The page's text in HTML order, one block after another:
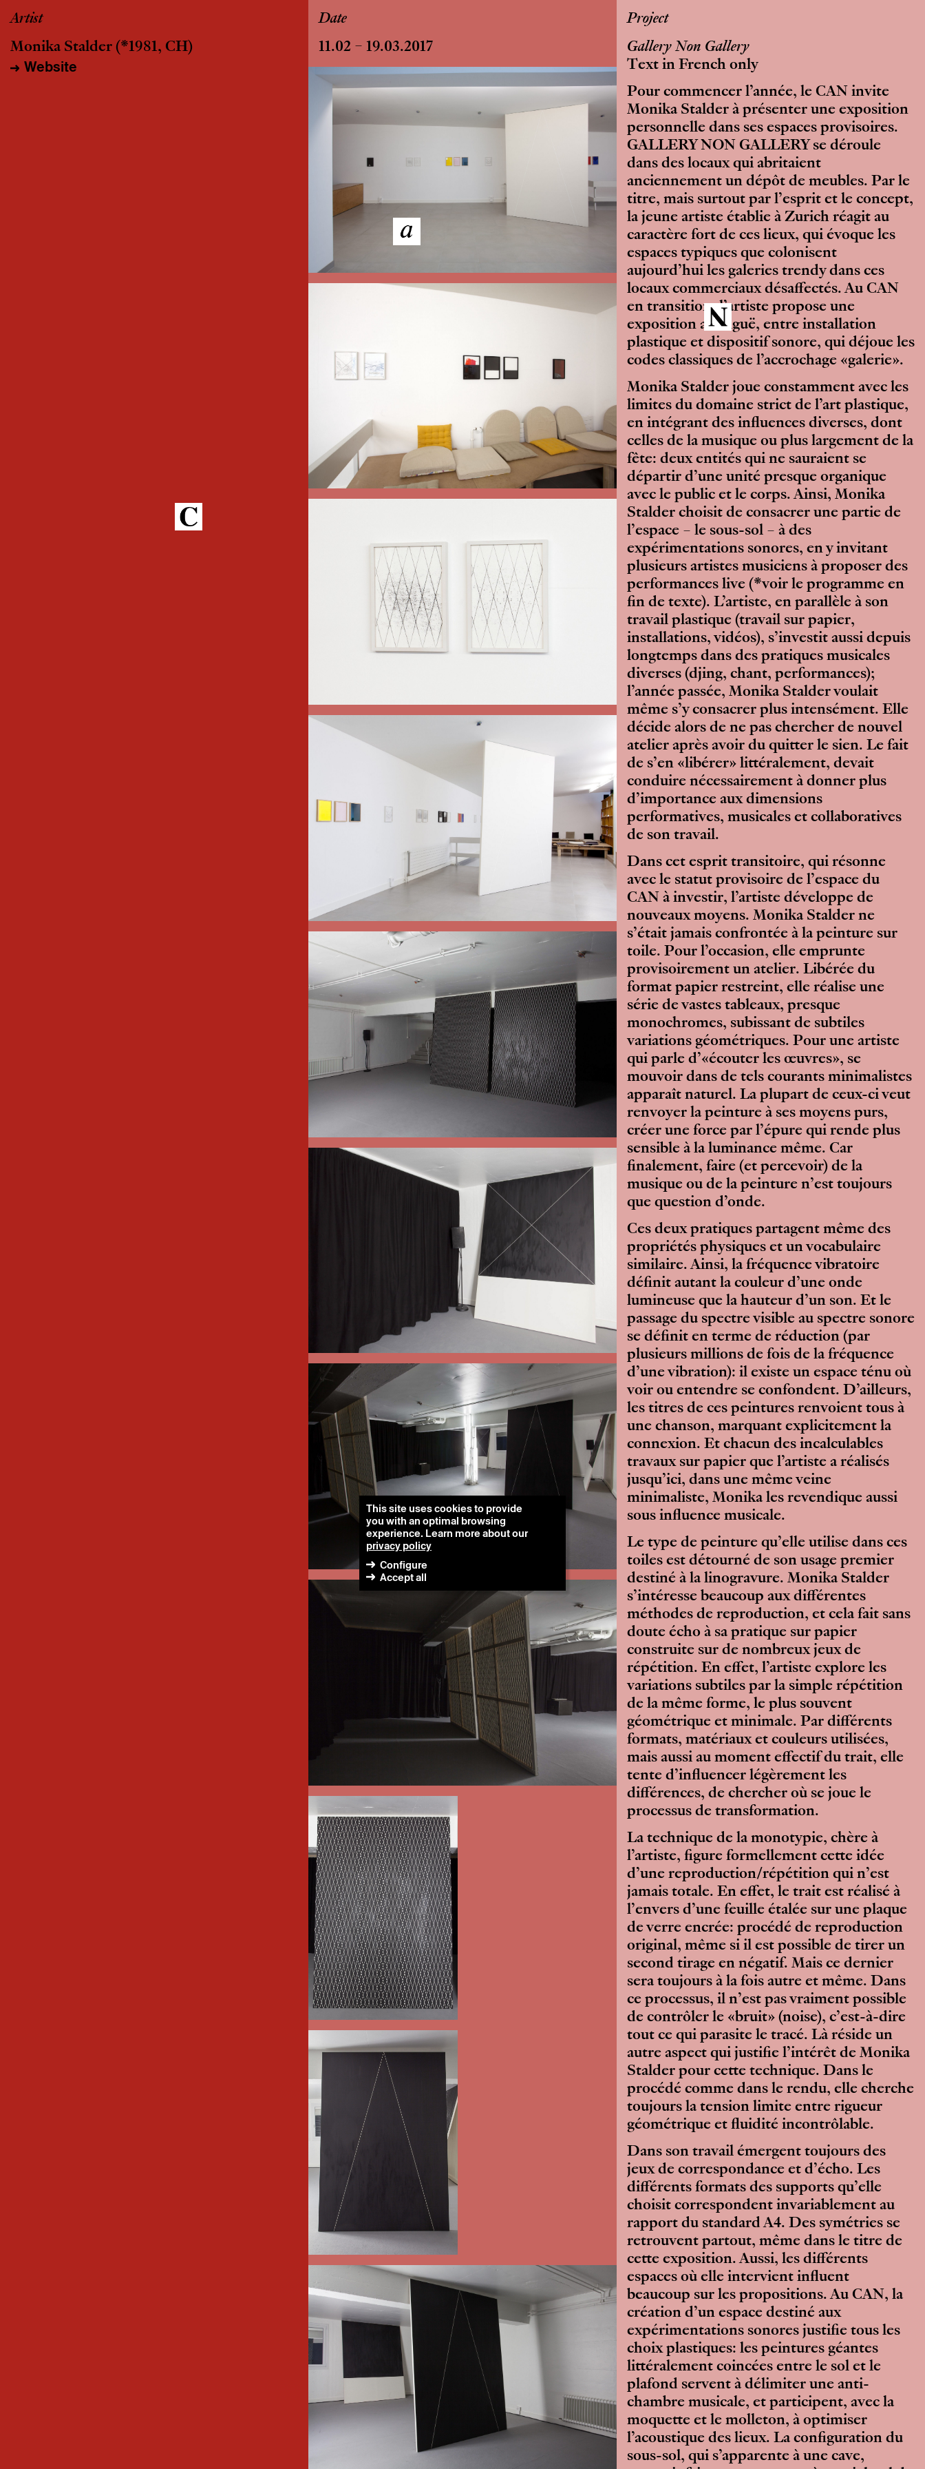
Artist
Monika Stalder (*1981, CH)
Website
Date
11.02 – 19.03.2017
Project
Gallery Non Gallery
Text in French only
Pour commencer l’année, le CAN invite
Monika Stalder à présenter une exposition
personnelle dans ses espaces provisoires.
GALLERY NON GALLERY se déroule
dans des locaux qui abritaient
anciennement un dépôt de meubles. Par le
titre, mais surtout par l’esprit et le concept,
la jeune artiste établie à Zurich réagit au
caractère fort de ces lieux, qui évoque les
espaces typiques que colonisent
aujourd’hui les galeries trendy dans ces
locaux commerciaux désaffectés. Au CAN
en transition, l’artiste propose une
exposition ambiguë, entre installation
plastique et dispositif sonore, qui déjoue les
codes classiques de l’accrochage «galerie».
Monika Stalder joue constamment avec les
limites du domaine strict de l’art plastique,
en intégrant des influences diverses, dont
celles de la musique ou plus largement de la
fête: deux entités qui ne sauraient se
départir d’une unité presque organique
avec le public et le corps. Ainsi, Monika
Stalder choisit de consacrer une partie de
l’espace – le sous-sol – à des
expérimentations sonores, en y invitant
plusieurs artistes musiciens à proposer des
performances live (*voir le programme en
fin de texte). L’artiste, en parallèle à son
travail plastique (travail sur papier,
installations, vidéos), s’investit aussi depuis
longtemps dans des pratiques musicales
diverses (djing, chant, performances);
l’année passée, Monika Stalder voulait
même s’y consacrer plus intensément. Elle
décide alors de ne pas chercher de nouvel
atelier après avoir du quitter le sien. Le fait
de s’en «libérer» littéralement, devait
conduire nécessairement à donner plus
d’importance aux dimensions
performatives, musicales et collaboratives
de son travail.
Dans cet esprit transitoire, qui résonne
avec le statut provisoire de l’espace du
CAN à investir, l’artiste développe de
nouveaux moyens. Monika Stalder ne
s’était jamais confrontée à la peinture sur
toile. Pour l’occasion, elle emprunte
provisoirement un atelier. Libérée du
format papier restreint, elle réalise une
série de vastes tableaux, presque
monochromes, subissant de subtiles
variations géométriques. Pour une artiste
qui parle d’«écouter les œuvres», se
mouvoir dans de tels courants minimalistes
apparaît naturel. La plupart de ceux-ci veut
renvoyer la peinture à ses moyens purs,
créer une force par l’épure qui rende plus
sensible à la luminance même. Car
finalement, faire (et percevoir) de la
musique ou de la peinture n’est toujours
que question d’onde.
Ces deux pratiques partagent même des
propriétés physiques et un vocabulaire
similaire. Ainsi, la fréquence vibratoire
définit autant la couleur d’une onde
lumineuse que la hauteur d’un son. Et le
passage du spectre visible au spectre sonore
se définit en terme de réduction (par
plusieurs millions de fois de la fréquence
d’une vibration): il existe un espace ténu où
voir ou entendre se confondent. D’ailleurs,
les titres de ces peintures renvoient tous à
une chanson, marquant explicitement la
connexion. Et chacun des incalculables
travaux sur papier que l’artiste a réalisés
jusqu’ici, dans une même veine
minimaliste, Monika les revendique aussi
sous influence musicale.
Le type de peinture qu’elle utilise dans ces
toiles est détourné de son usage premier
destiné à la linogravure. Monika Stalder
s’intéresse beaucoup aux différentes
méthodes de reproduction, et cela fait sans
doute écho à sa pratique sur papier
construite sur de nombreux jeux de
répétition. En effet, l’artiste explore les
variations subtiles par la simple répétition
de la même forme, le plus souvent
géométrique et minimale. Par différents
formats, matériaux et couleurs utilisées,
mais aussi au moment effectif du trait, elle
tente d’influencer légèrement les
différences, de chercher où se joue le
processus de transformation.
La technique de la monotypie, chère à
l’artiste, figure formellement cette idée
d’une reproduction/répétition qui n’est
jamais totale. En effet, le trait est réalisé à
l’envers d’une feuille étalée sur une plaque
de verre encrée: procédé de reproduction
original, même si il est possible de tirer un
second tirage en négatif. Mais ce dernier
sera toujours à la fois autre et même. Dans
ce processus, il n’est pas vraiment possible
de contrôler le «bruit» (noise), c’est-à-dire
tout ce qui parasite le tracé. Là réside un
autre aspect qui justifie l’intérêt de Monika
Stalder pour cette technique. Dans le
procédé comme dans le rendu, elle cherche
toujours la tension limite entre rigueur
géométrique et fluidité incontrôlable.
Dans son travail émergent toujours des
jeux de correspondance et d’écho. Les
différents formats des supports qu’elle
choisit correspondent invariablement au
rapport du standard A4. Des symétries se
retrouvent partout, même dans le titre de
cette exposition. Aussi, les différents
espaces où elle intervient influent
beaucoup sur les propositions. Au CAN, la
création d’un espace destiné aux
expérimentations sonores justifie tous les
choix plastiques: les peintures géantes
littéralement coincées entre le sol et le
plafond servent à délimiter une anti-
chambre musicale, et participent, avec la
moquette et le molleton, à optimiser
l’acoustique des lieux. La configuration du
sous-sol, qui s’apparente à une cave,
This site uses cookies to provide
you with an optimal browsing
experience. Learn more about our
privacy policy
Configure
Accept all